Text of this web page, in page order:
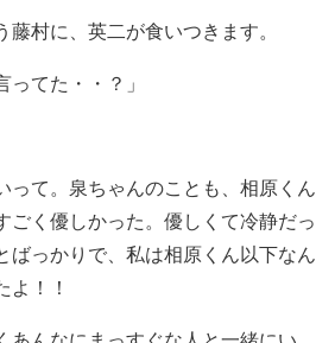
村に、英二が食いつきます。
てた・・？」
って。泉ちゃんのことも、相原くん
ごく優しかった。優しくて冷静だっ
ばっかりで、私は相原くん以下なん
よ！！